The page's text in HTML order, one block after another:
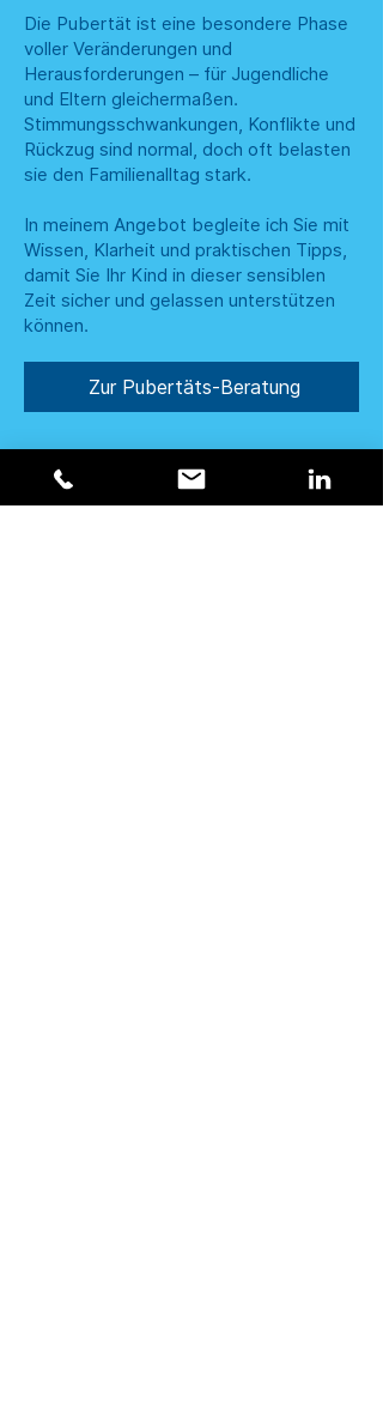
Die Pubertät ist eine besondere Phase
voller Veränderungen und
Herausforderungen – für Jugendliche
und Eltern gleichermaßen.
Stimmungsschwankungen, Konflikte und
Rückzug sind normal, doch oft belasten
sie den Familienalltag stark.
In meinem Angebot begleite ich Sie mit
Wissen, Klarheit und praktischen Tipps,
damit Sie Ihr Kind in dieser sensiblen
Zeit sicher und gelassen unterstützen
können.
Zur Pubertäts-Beratung